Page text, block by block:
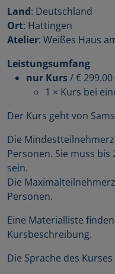
Land: Deutschland
Ort: Hattingen
Atelier: Weißes Haus
Leistungsumfang
nur Kurs/€ 299.00
1 × Kurs bei
Der Kurs geht von
Die
Personen. Sie muss
sein.
Die
Personen.
Eine Materialliste
Kursbeschreibung.
Die Sprache des